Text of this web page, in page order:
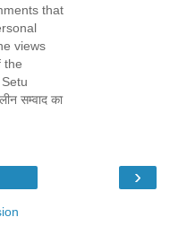
that
views
the
सम्वाद का
›